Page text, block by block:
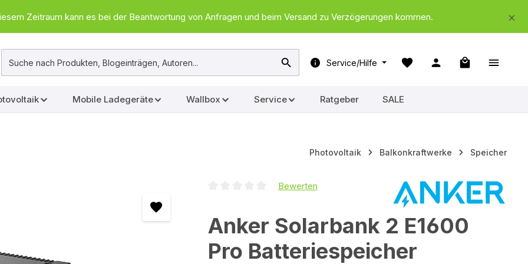
Zeitraum kann es bei der Beantwortung von Anfragen und beim Versand zu Verzögerungen kommen.
Service/Hilfe
Warenkorb
Mobile Ladegeräte Wallbox Service Ratgeber SALE
Photovoltaik Balkonkraftwerke Speicher
Durchschnittliche Bewertung von 0 von 5 Sternen
Bewerten
Anker Solarbank 2 E1600
Pro Batteriespeicher